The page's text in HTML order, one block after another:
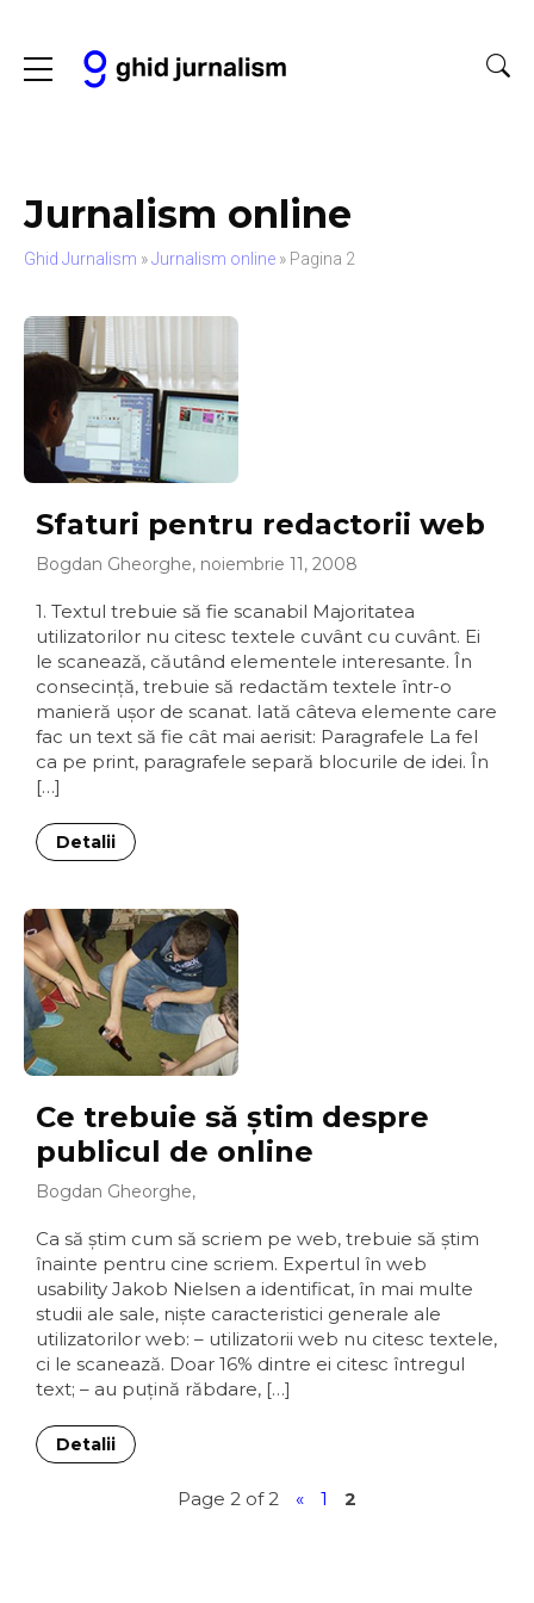
Jurnalism online
Ghid Jurnalism »Jurnalism online » Pagina 2
Sfaturi pentru redactorii web
Bogdan Gheorghe, noiembrie 11, 2008
1. Textul trebuie să fie scanabil Majoritatea
utilizatorilor nu citesc textele cuvânt cu cuvânt. Ei
le scanează, căutând elementele interesante. În
consecinţă, trebuie să redactăm textele într-o
manieră uşor de scanat. Iată câteva elemente care
fac un text să fie cât mai aerisit: Paragrafele La fel
ca pe print, paragrafele separă blocurile de idei. În
[…]
Detalii
Ce trebuie să ştim despre
publicul de online
Bogdan Gheorghe,
Ca să ştim cum să scriem pe web, trebuie să ştim
înainte pentru cine scriem. Expertul în web
usability Jakob Nielsen a identificat, în mai multe
studii ale sale, nişte caracteristici generale ale
utilizatorilor web: – utilizatorii web nu citesc textele,
ci le scanează. Doar 16% dintre ei citesc întregul
text; – au puţină răbdare, […]
Detalii
Page 2 of 2 « 1 2